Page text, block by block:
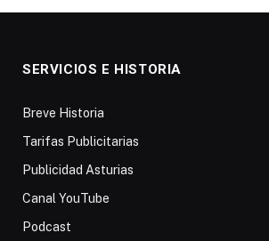
SERVICIOS E HISTORIA
Breve Historia
Tarifas Publicitarias
Publicidad Asturias
Canal YouTube
Podcast